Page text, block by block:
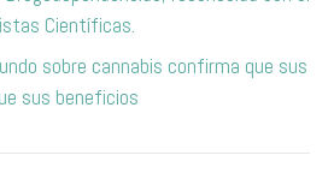
Científicas.
sobre cannabis confirma que sus
sus beneficios